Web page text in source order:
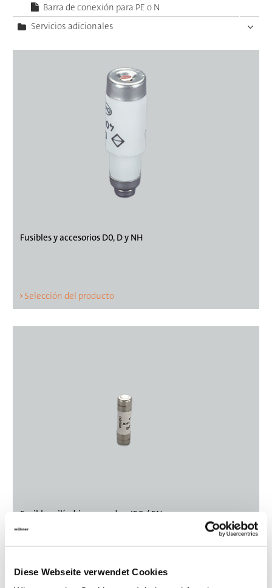
Diese Webseite verwendet Cookies
Barra de conexión para PE o N
Servicios adicionales
Fusibles y accesorios D0, D y NH
Selección del producto
Fusibles cilíndricos acorde a IEC / EN
Selección del producto